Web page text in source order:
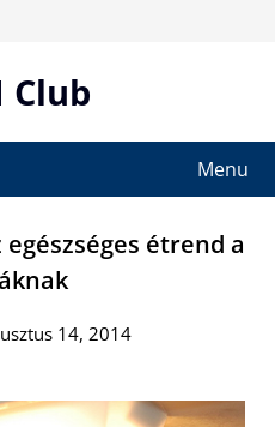
Club
Menu
étrend a
14, 2014